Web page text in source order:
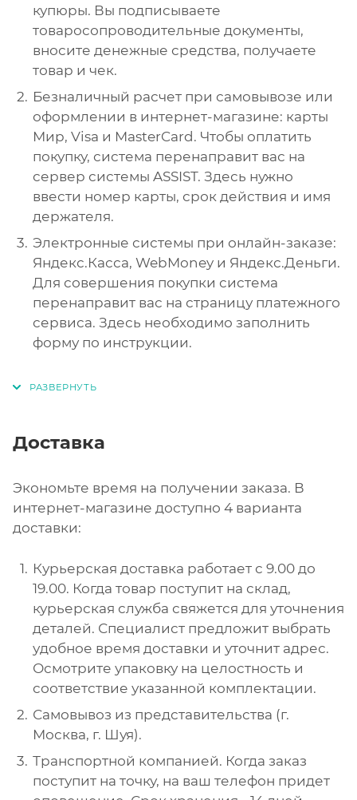
купюры. Вы подписываете
товаросопроводительные документы,
вносите денежные средства, получаете
товар и чек.
Безналичный расчет при самовывозе или
оформлении в интернет-магазине: карты
Мир, Visa и MasterCard. Чтобы оплатить
покупку, система перенаправит вас на
сервер системы ASSIST. Здесь нужно
ввести номер карты, срок действия и имя
держателя.
Электронные системы при онлайн-заказе:
Яндекс.Касса, WebMoney и Яндекс.Деньги.
Для совершения покупки система
перенаправит вас на страницу платежного
сервиса. Здесь необходимо заполнить
форму по инструкции.
Доставка
Экономьте время на получении заказа. В
интернет-магазине доступно 4 варианта
доставки:
Курьерская доставка работает с 9.00 до
19.00. Когда товар поступит на склад,
курьерская служба свяжется для уточнения
деталей. Специалист предложит выбрать
удобное время доставки и уточнит адрес.
Осмотрите упаковку на целостность и
соответствие указанной комплектации.
Самовывоз из представительства (г.
Москва, г. Шуя).
Транспортной компанией. Когда заказ
поступит на точку, на ваш телефон придет